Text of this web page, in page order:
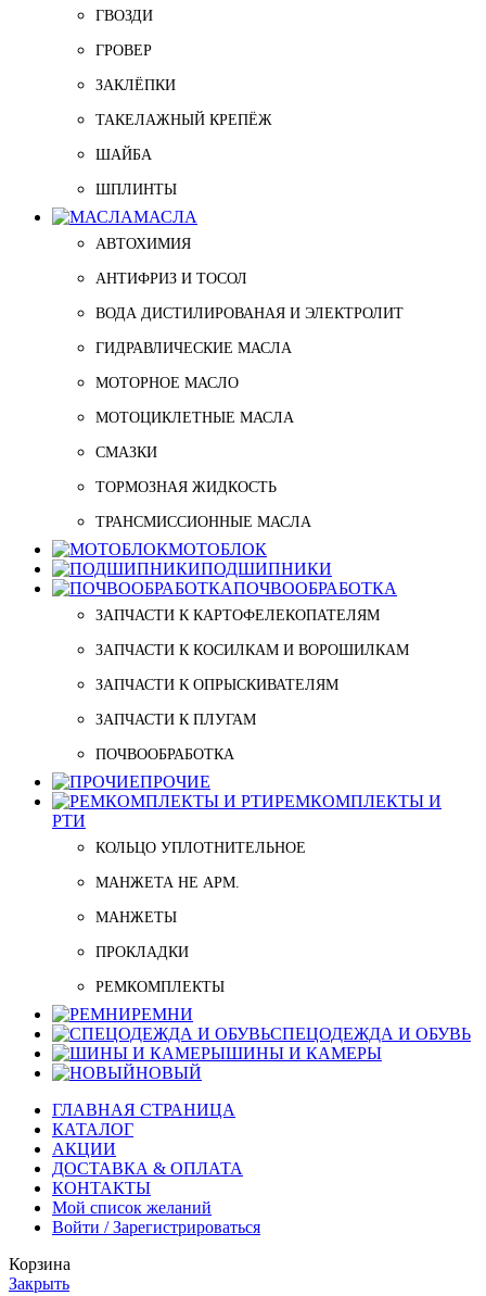
ГВОЗДИ
ГРОВЕР
ЗАКЛЁПКИ
ТАКЕЛАЖНЫЙ КРЕПЁЖ
ШАЙБА
ШПЛИНТЫ
МАСЛА
АВТОХИМИЯ
АНТИФРИЗ И ТОСОЛ
ВОДА ДИСТИЛИРОВАНАЯ И ЭЛЕКТРОЛИТ
ГИДРАВЛИЧЕСКИЕ МАСЛА
МОТОРНОЕ МАСЛО
МОТОЦИКЛЕТНЫЕ МАСЛА
СМАЗКИ
ТОРМОЗНАЯ ЖИДКОСТЬ
ТРАНСМИССИОННЫЕ МАСЛА
МОТОБЛОК
ПОДШИПНИКИ
ПОЧВООБРАБОТКА
ЗАПЧАСТИ К КАРТОФЕЛЕКОПАТЕЛЯМ
ЗАПЧАСТИ К КОСИЛКАМ И ВОРОШИЛКАМ
ЗАПЧАСТИ К ОПРЫСКИВАТЕЛЯМ
ЗАПЧАСТИ К ПЛУГАМ
ПОЧВООБРАБОТКА
ПРОЧИЕ
РЕМКОМПЛЕКТЫ И
РТИ
КОЛЬЦО УПЛОТНИТЕЛЬНОЕ
МАНЖЕТА НЕ АРМ.
МАНЖЕТЫ
ПРОКЛАДКИ
РЕМКОМПЛЕКТЫ
РЕМНИ
СПЕЦОДЕЖДА И ОБУВЬ
ШИНЫ И КАМЕРЫ
НОВЫЙ
ГЛАВНАЯ СТРАНИЦА
КАТАЛОГ
АКЦИИ
ДОСТАВКА & ОПЛАТА
КОНТАКТЫ
Мой список желаний
Войти / Зарегистрироваться
Корзина
Закрыть